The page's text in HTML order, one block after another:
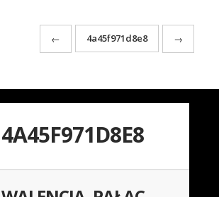
← 4a45f971d8e8 →
4A45F971D8E8